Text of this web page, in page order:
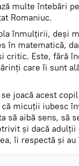
multe întebări
Romaniuc.
înmulțirii, deși
în matematică,
critic. Este, fără
care îi sunt
se joacă acest
micuții iubesc
să aibă sens, să
și dacă adulții
îi respectă și